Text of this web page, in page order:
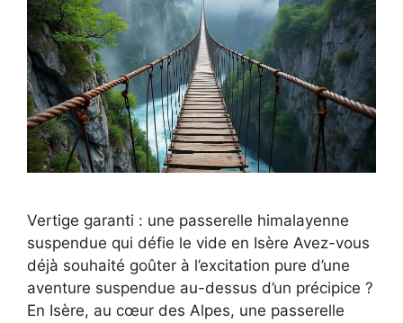
Vertige garanti : une passerelle himalayenne
suspendue qui défie le vide en Isère Avez-vous
déjà souhaité goûter à l’excitation pure d’une
aventure suspendue au-dessus d’un précipice ?
En Isère, au cœur des Alpes, une passerelle